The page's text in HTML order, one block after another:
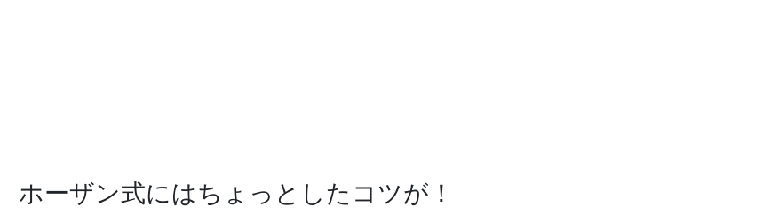
ホーザン式にはちょっとしたコツが！